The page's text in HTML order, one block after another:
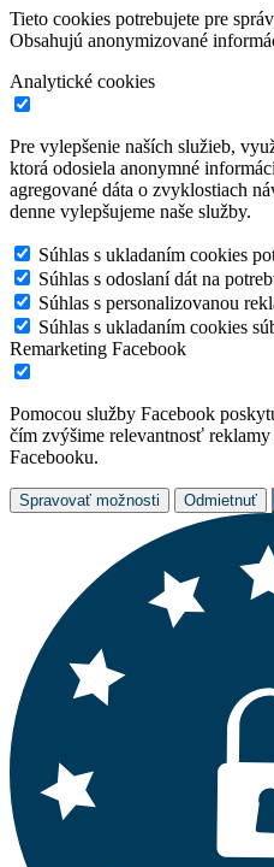
Tieto cookies potrebujete pre
Obsahujú anonymizované
Analytické cookies
Pre vylepšenie naších služieb,
ktorá odosiela anonymné
agregované dáta o zvyklostiach
denne vylepšujeme naše služby.
Súhlas s ukladaním cookies
Súhlas s odoslaní dát na
Súhlas s personalizovanou
Súhlas s ukladaním cookies
Remarketing Facebook
Pomocou služby Facebook
čím zvýšime relevantnosť
Facebooku.
Spravovať možnosti Odmietnuť